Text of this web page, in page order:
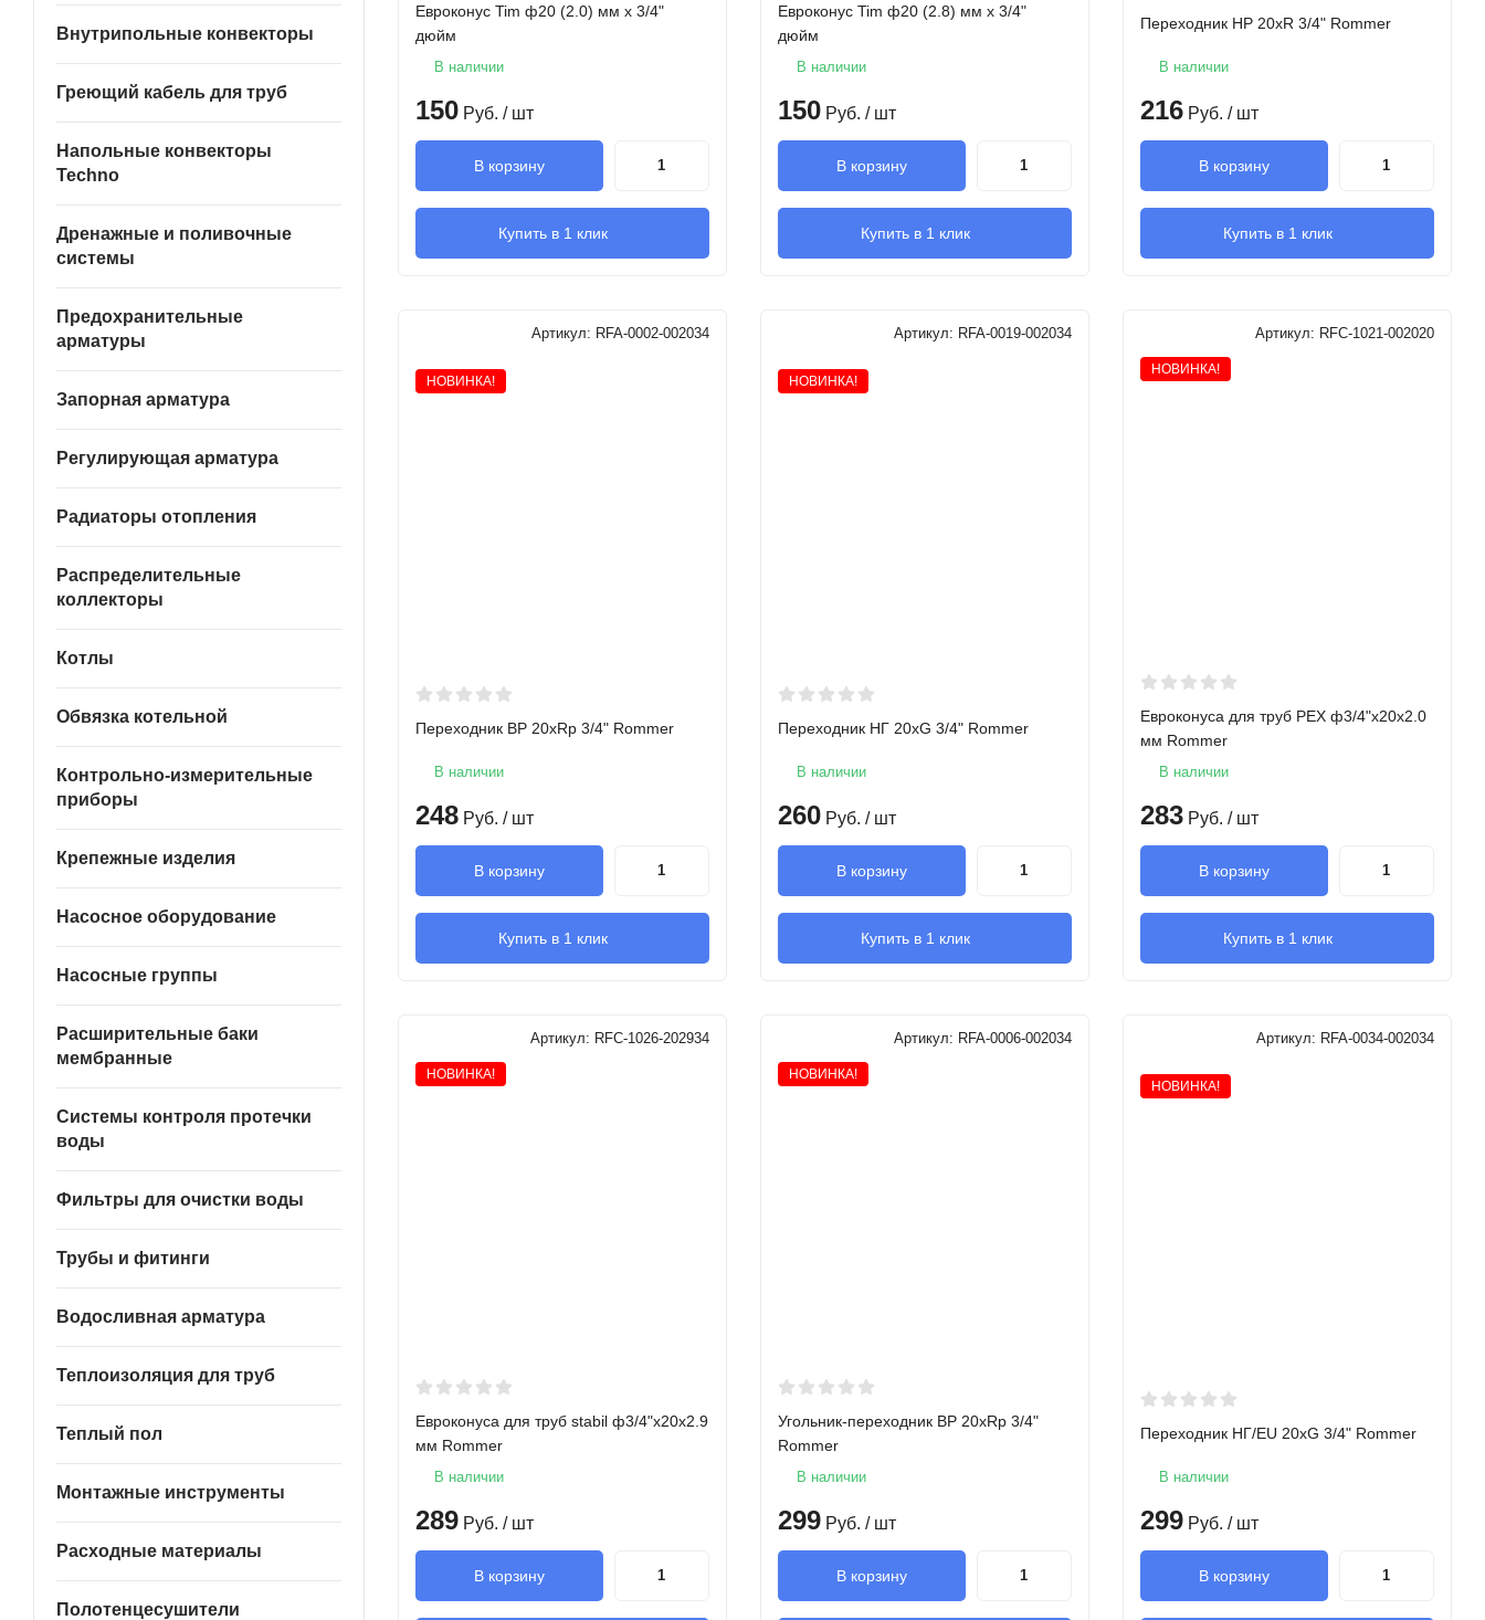
Внутрипольные конвекторы
Греющий кабель для труб
Напольные конвекторы
Techno
Дренажные и поливочные
системы
Предохранительные
арматуры
Запорная арматура
Регулирующая арматура
Радиаторы отопления
Распределительные
коллекторы
Котлы
Обвязка котельной
Контрольно-измерительные
приборы
Крепежные изделия
Насосное оборудование
Насосные группы
Расширительные баки
мембранные
Системы контроля протечки
воды
Фильтры для очистки воды
Трубы и фитинги
Водосливная арматура
Теплоизоляция для труб
Теплый пол
Монтажные инструменты
Расходные материалы
Полотенцесушители
Евроконус Tim ф20 (2.0) мм x 3/4"
дюйм
В наличии
150 Руб. / шт
В корзину
Купить в 1 клик
Евроконус Tim ф20 (2.8) мм x 3/4"
дюйм
В наличии
150 Руб. / шт
В корзину
Купить в 1 клик
Переходник НР 20xR 3/4" Rommer
В наличии
216 Руб. / шт
В корзину
Купить в 1 клик
Артикул: RFA-0002-002034
НОВИНКА!
Переходник ВР 20xRp 3/4" Rommer
В наличии
248 Руб. / шт
В корзину
Купить в 1 клик
Артикул: RFA-0019-002034
НОВИНКА!
Переходник НГ 20xG 3/4" Rommer
В наличии
260 Руб. / шт
В корзину
Купить в 1 клик
Артикул: RFC-1021-002020
НОВИНКА!
Евроконуса для труб PEX ф3/4"х20х2.0
мм Rommer
В наличии
283 Руб. / шт
В корзину
Купить в 1 клик
Артикул: RFC-1026-202934
НОВИНКА!
Евроконуса для труб stabil ф3/4"х20х2.9
мм Rommer
В наличии
289 Руб. / шт
В корзину
Артикул: RFA-0006-002034
НОВИНКА!
Угольник-переходник ВР 20xRp 3/4"
Rommer
В наличии
299 Руб. / шт
В корзину
Артикул: RFA-0034-002034
НОВИНКА!
Переходник НГ/EU 20xG 3/4" Rommer
В наличии
299 Руб. / шт
В корзину